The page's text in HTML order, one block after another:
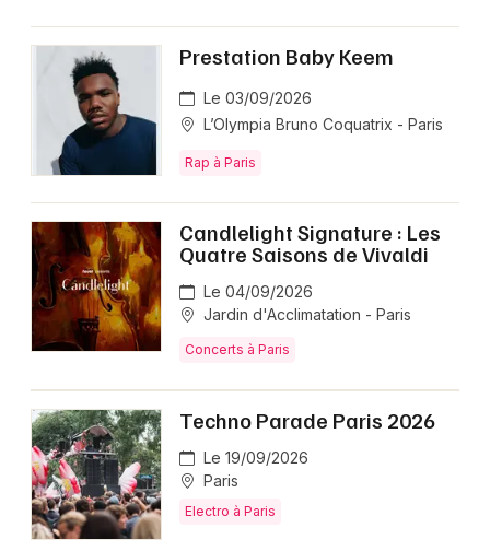
Prestation Baby Keem
Le 03/09/2026
L’Olympia Bruno Coquatrix - Paris
Rap à Paris
Candlelight Signature : Les
Quatre Saisons de Vivaldi
Le 04/09/2026
Jardin d'Acclimatation - Paris
Concerts à Paris
Techno Parade Paris 2026
Le 19/09/2026
Paris
Electro à Paris